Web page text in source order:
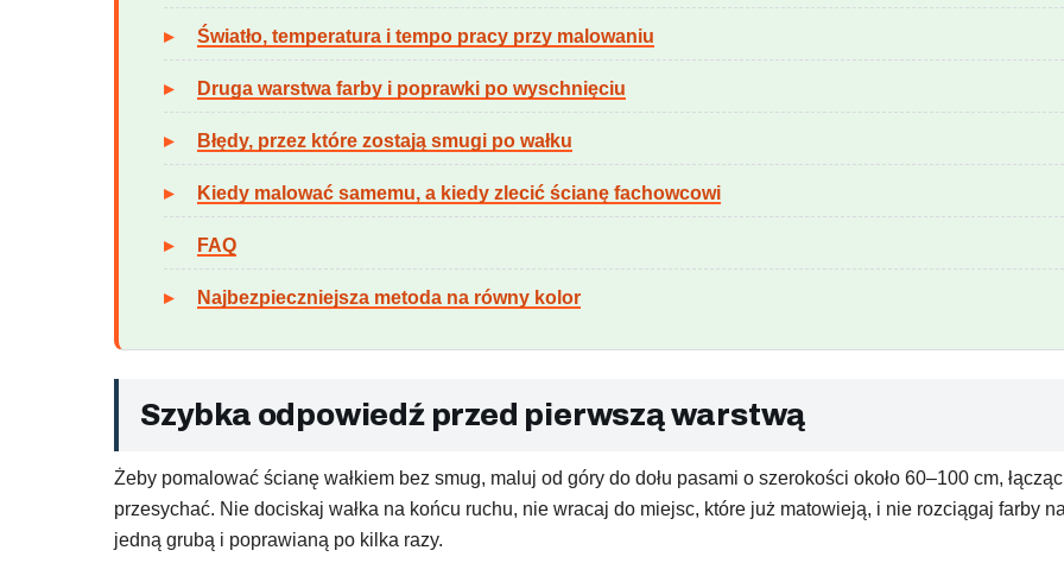
Światło, temperatura i tempo pracy przy malowaniu
Druga warstwa farby i poprawki po wyschnięciu
Błędy, przez które zostają smugi po wałku
Kiedy malować samemu, a kiedy zlecić ścianę fachowcowi
FAQ
Najbezpieczniejsza metoda na równy kolor
Szybka odpowiedź przed pierwszą warstwą
Żeby pomalować ścianę wałkiem bez smug, maluj od góry do dołu pasami o szerokości około 60–100 cm,
przesychać. Nie dociskaj wałka na końcu ruchu, nie wracaj do miejsc, które już matowieją, i nie rozciągaj farby
jedną grubą i poprawianą po kilka razy.